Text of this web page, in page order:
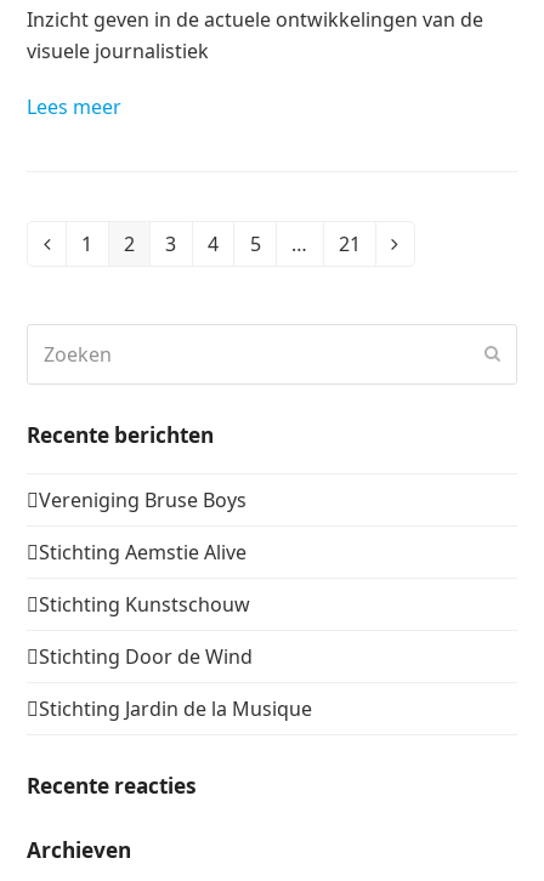
Inzicht geven in de actuele ontwikkelingen van de
visuele journalistiek
Lees meer
VorigePage
1 Page
2 Page
3 Page
4 Page
5 … Page
21 Volgende
Recente berichten
Vereniging Bruse Boys
Stichting Aemstie Alive
Stichting Kunstschouw
Stichting Door de Wind
Stichting Jardin de la Musique
Recente reacties
Archieven